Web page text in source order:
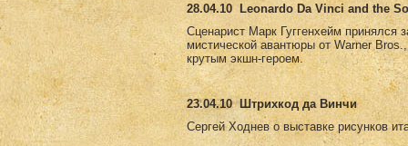
28.04.10
Leonardo Da Vinci and the
Сценарист Марк Гуггенхейм принялся
мистической авантюры от Warner
крутым экшн-героем.
23.04.10 Штрихкод да Винчи
Сергей Ходнев о выставке рисунков